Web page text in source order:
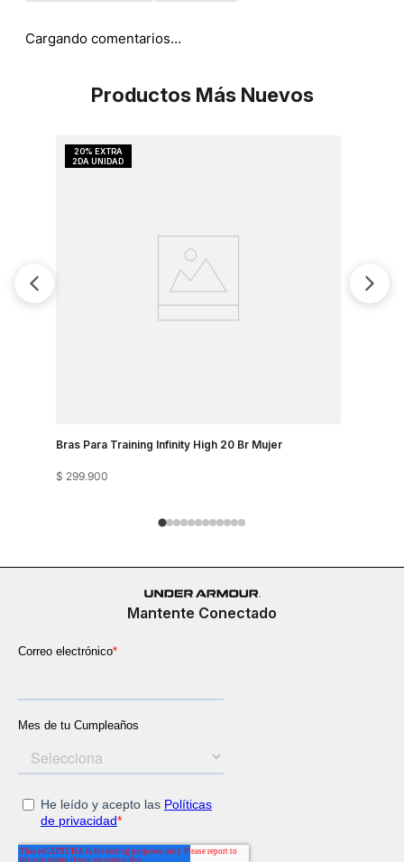
Cargando comentarios…
Productos Más Nuevos
Bras Para Training Infinity High 20 Br Mujer
$ 299.900
Mantente Conectado